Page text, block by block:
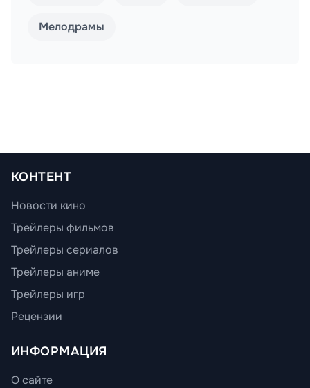
Мелодрамы
КОНТЕНТ
Новости кино
Трейлеры фильмов
Трейлеры сериалов
Трейлеры аниме
Трейлеры игр
Рецензии
ИНФОРМАЦИЯ
О сайте